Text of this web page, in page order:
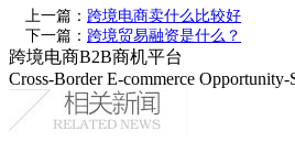
上一篇： 跨境电商卖什么比较好
下一篇： 跨境贸易融资是什么？
跨境电商B2B商机平台
Cross-Border E-commerce